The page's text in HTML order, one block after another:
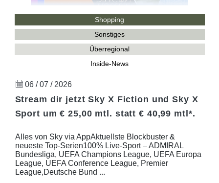
Shopping
Sonstiges
Überregional
Inside-News
06 / 07 / 2026
Stream dir jetzt Sky X Fiction und Sky X
Sport um € 25,00 mtl. statt € 40,99 mtl*.
Alles von Sky via AppAktuellste Blockbuster &
neueste Top-Serien100% Live-Sport – ADMIRAL
Bundesliga, UEFA Champions League, UEFA Europa
League, UEFA Conference League, Premier
League,Deutsche Bund ...